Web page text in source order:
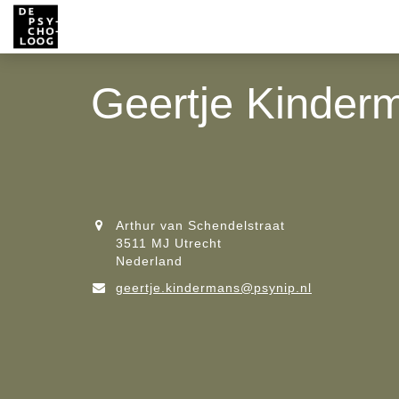
Geertje
Arthur van Schendelstraat
3511 MJ Utrecht
Nederland
geertje.kindermans@psynip.nl